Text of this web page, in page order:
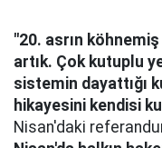
"20. asrın
artık. Çok kutuplu
sistemin dayattığı
hikayesini kendisi
Nisan'daki